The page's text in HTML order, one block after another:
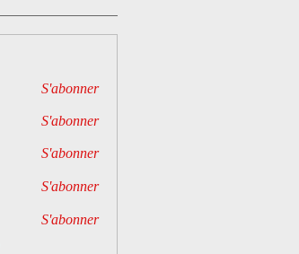
S'abonner
S'abonner
S'abonner
S'abonner
S'abonner